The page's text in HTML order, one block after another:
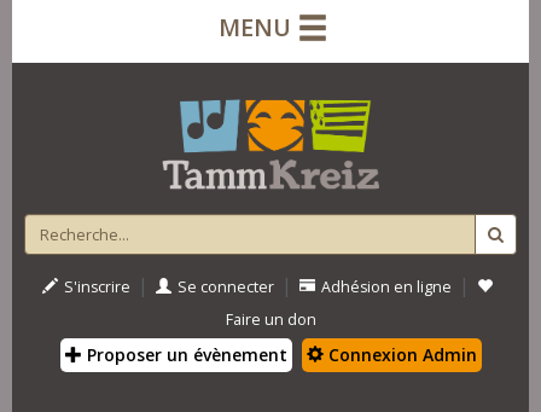
MENU
S'inscrire | Se connecter | Adhésion en ligne |
Faire un don
Proposer un évènement Connexion Admin